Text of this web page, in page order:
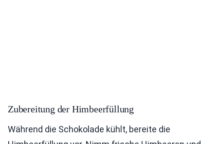
Zubereitung der Himbeerfüllung
Während die Schokolade kühlt, bereite die